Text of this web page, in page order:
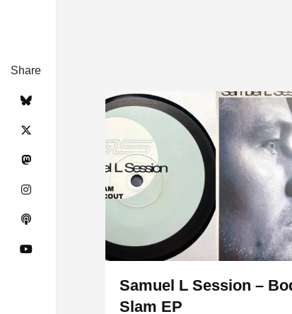
Share
Samuel L Session –
Slam EP